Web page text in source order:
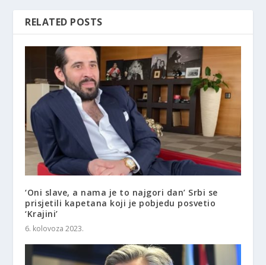
RELATED POSTS
‘Oni slave, a nama je to najgori dan’ Srbi se
prisjetili kapetana koji je pobjedu posvetio
‘Krajini’
6. kolovoza 2023.